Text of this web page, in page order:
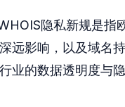
隐私新规是指
远影响，以及域名
业的数据透明度与